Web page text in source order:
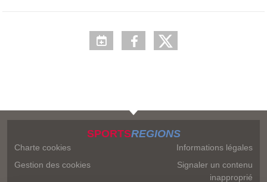
SPORTSREGIONS
Charte cookies
Gestion des cookies
Informations légales
Signaler un contenu
inapproprié